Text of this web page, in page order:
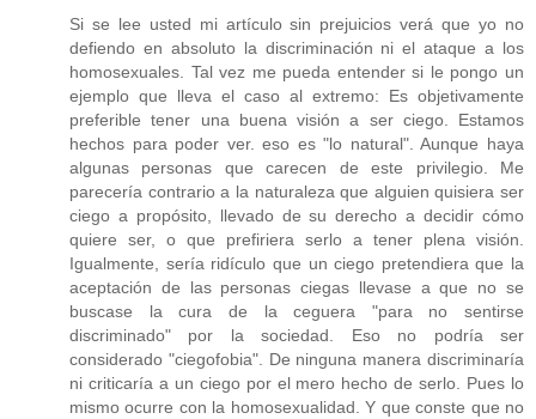
Si se lee usted mi artículo sin prejuicios verá que yo no
defiendo en absoluto la discriminación ni el ataque a los
homosexuales. Tal vez me pueda entender si le pongo un
ejemplo que lleva el caso al extremo: Es objetivamente
preferible tener una buena visión a ser ciego. Estamos
hechos para poder ver. eso es "lo natural". Aunque haya
algunas personas que carecen de este privilegio. Me
parecería contrario a la naturaleza que alguien quisiera ser
ciego a propósito, llevado de su derecho a decidir cómo
quiere ser, o que prefiriera serlo a tener plena visión.
Igualmente, sería ridículo que un ciego pretendiera que la
aceptación de las personas ciegas llevase a que no se
buscase la cura de la ceguera "para no sentirse
discriminado" por la sociedad. Eso no podría ser
considerado "ciegofobia". De ninguna manera discriminaría
ni criticaría a un ciego por el mero hecho de serlo. Pues lo
mismo ocurre con la homosexualidad. Y que conste que no